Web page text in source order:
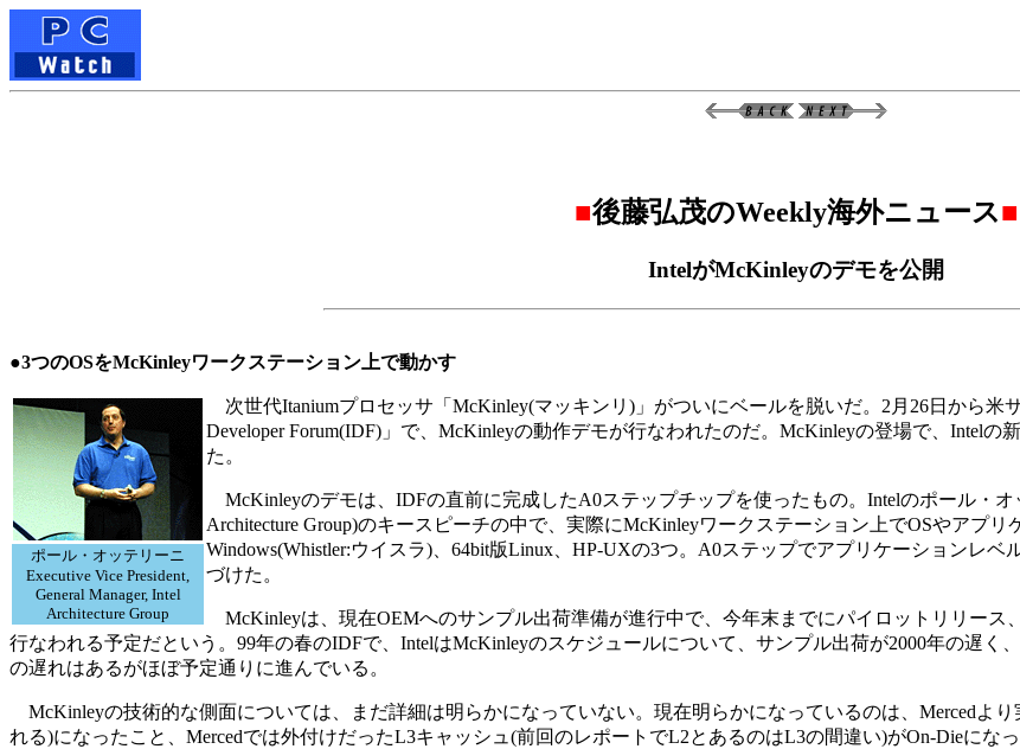
■後藤弘茂のWeekly海外ニュース■
IntelがMcKinleyのデモを公開
●3つのOSをMcKinleyワークステーション上で動かす
ポール・オッテリーニ
Executive Vice President,
General Manager, Intel
Architecture Group
次世代Itaniumプロセッサ「McKinley(マッキンリ)」がついにベールを脱いだ。2月26日から米
Developer Forum(IDF)」で、McKinleyの動作デモが行なわれたのだ。McKinleyの登場で、Intel
た。
McKinleyのデモは、IDFの直前に完成したA0ステップチップを使ったもの。Intelのポール・オッ
Architecture Group)のキースピーチの中で、実際にMcKinleyワークステーション上でOSやアプ
Windows(Whistler:ウイスラ)、64bit版Linux、HP-UXの3つ。A0ステップでアプリケーションレ
づけた。
McKinleyは、現在OEMへのサンプル出荷準備が進行中で、今年末までにパイロットリリー
行なわれる予定だという。99年の春のIDFで、IntelはMcKinleyのスケジュールについて、サンプル出荷が2000年の遅
の遅れはあるがほぼ予定通りに進んでいる。
McKinleyの技術的な側面については、まだ詳細は明らかになっていない。現在明らかになっているのは、Mercedよ
れる)になったこと、Mercedでは外付けだったL3キャッシュ(前回のレポートでL2とあるのはL3の間違い)がOn-Dieにな